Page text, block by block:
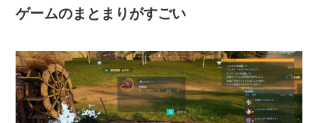
ゲームのまとまりがすごい